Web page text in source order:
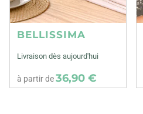
BELLISSIMA
Livraison dès aujourd'hui
à partir de36,90 €